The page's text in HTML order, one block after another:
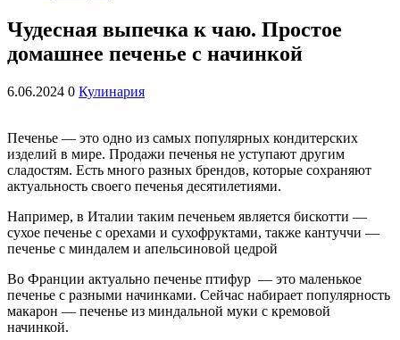
Чудесная выпечка к чаю. Простое
домашнее печенье с начинкой
6.06.2024 0 Кулинария
Печенье — это одно из самых популярных кондитерских
изделий в мире. Продажи печенья не уступают другим
сладостям. Есть много разных брендов, которые сохраняют
актуальность своего печенья десятилетиями.
Например, в Италии таким печеньем является бискотти —
сухое печенье с орехами и сухофруктами, также кантуччи —
печенье с миндалем и апельсиновой цедрой
Во Франции актуально печенье птифур — это маленькое
печенье с разными начинками. Сейчас набирает популярность
макарон — печенье из миндальной муки с кремовой
начинкой.